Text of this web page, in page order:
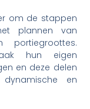
om de stappen
plannen van
hun eigen
en deze delen
en